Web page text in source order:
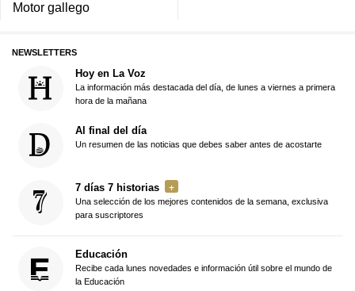
Motor gallego
NEWSLETTERS
Hoy en La Voz
La información más destacada del día, de lunes a viernes a primera
hora de la mañana
Al final del día
Un resumen de las noticias que debes saber antes de acostarte
7 días 7 historias
Una selección de los mejores contenidos de la semana, exclusiva
para suscriptores
Educación
Recibe cada lunes novedades e información útil sobre el mundo de
la Educación